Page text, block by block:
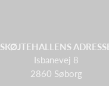
SKØJTEHALLENS
Isbanevej 8
2860 Søborg